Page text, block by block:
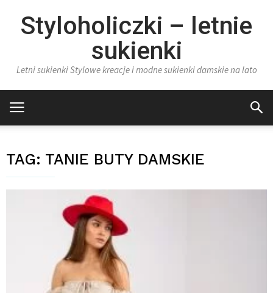
Styloholiczki – letnie
sukienki
Letni sukienki Stylowe kreacje i modne sukienki damskie na lato
TAG: TANIE BUTY DAMSKIE